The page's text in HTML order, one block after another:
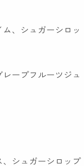
、シュガーシロッ
ープフルーツジュ
、シュガーシロップ